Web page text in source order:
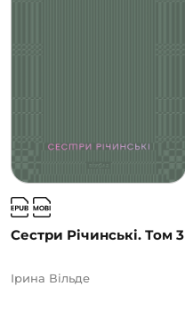
Сестри Річинські. Том 3
Ірина Вільде